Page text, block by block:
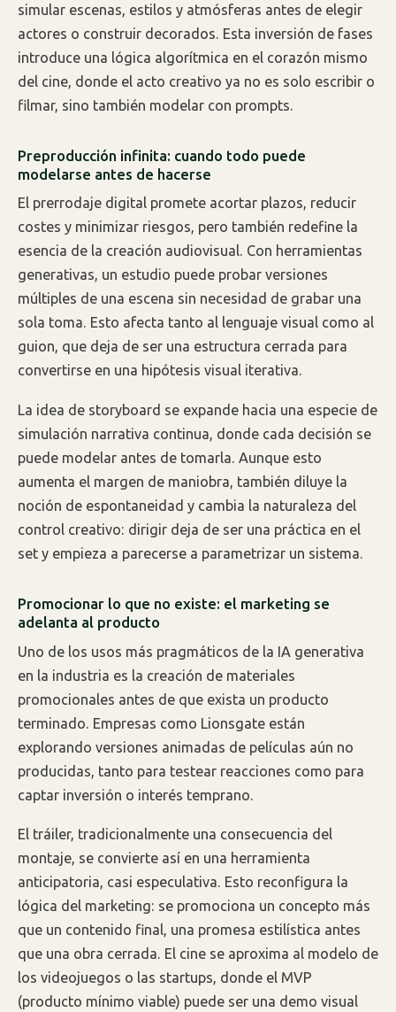
simular escenas, estilos y atmósferas antes de elegir
actores o construir decorados. Esta inversión de fases
introduce una lógica algorítmica en el corazón mismo
del cine, donde el acto creativo ya no es solo escribir o
filmar, sino también modelar con prompts.
Preproducción infinita: cuando todo puede
modelarse antes de hacerse
El prerrodaje digital promete acortar plazos, reducir
costes y minimizar riesgos, pero también redefine la
esencia de la creación audiovisual. Con herramientas
generativas, un estudio puede probar versiones
múltiples de una escena sin necesidad de grabar una
sola toma. Esto afecta tanto al lenguaje visual como al
guion, que deja de ser una estructura cerrada para
convertirse en una hipótesis visual iterativa.
La idea de storyboard se expande hacia una especie de
simulación narrativa continua, donde cada decisión se
puede modelar antes de tomarla. Aunque esto
aumenta el margen de maniobra, también diluye la
noción de espontaneidad y cambia la naturaleza del
control creativo: dirigir deja de ser una práctica en el
set y empieza a parecerse a parametrizar un sistema.
Promocionar lo que no existe: el marketing se
adelanta al producto
Uno de los usos más pragmáticos de la IA generativa
en la industria es la creación de materiales
promocionales antes de que exista un producto
terminado. Empresas como Lionsgate están
explorando versiones animadas de películas aún no
producidas, tanto para testear reacciones como para
captar inversión o interés temprano.
El tráiler, tradicionalmente una consecuencia del
montaje, se convierte así en una herramienta
anticipatoria, casi especulativa. Esto reconfigura la
lógica del marketing: se promociona un concepto más
que un contenido final, una promesa estilística antes
que una obra cerrada. El cine se aproxima al modelo de
los videojuegos o las startups, donde el MVP
(producto mínimo viable) puede ser una demo visual